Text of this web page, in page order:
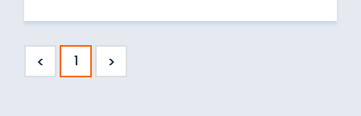
< 1 >